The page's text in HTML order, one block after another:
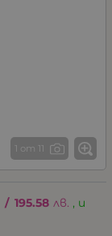
1 от 11
/ 195.58 лв. , и